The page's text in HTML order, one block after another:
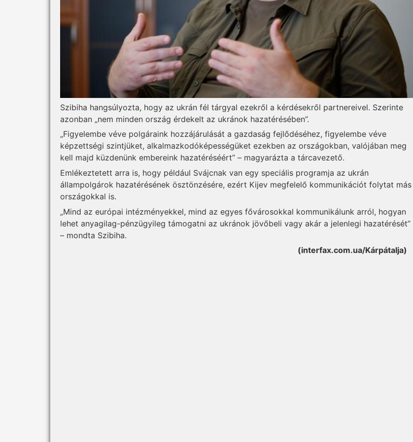
Szibiha hangsúlyozta, hogy az ukrán fél tárgyal ezekről a kérdésekről partnereivel. Szerinte
azonban „nem minden ország érdekelt az ukránok hazatérésében”.
„Figyelembe véve polgáraink hozzájárulását a gazdaság fejlődéséhez, figyelembe véve
képzettségi szintjüket, alkalmazkodóképességüket ezekben az országokban, valójában meg
kell majd küzdenünk embereink hazatéréséért” – magyarázta a tárcavezető.
Emlékeztetett arra is, hogy például Svájcnak van egy speciális programja az ukrán
állampolgárok hazatérésének ösztönzésére, ezért Kijev megfelelő kommunikációt folytat más
országokkal is.
„Mind az európai intézményekkel, mind az egyes fővárosokkal kommunikálunk arról, hogyan
lehet anyagilag-pénzügyileg támogatni az ukránok jövőbeli vagy akár a jelenlegi hazatérését”
– mondta Szibiha.
(interfax.com.ua/Kárpátalja)